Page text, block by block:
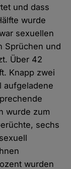
und dass
wurde
sexuellen
Sprüchen und
Über 42
Knapp zwei
aufgeladene
wurde zum
sechs
wurden